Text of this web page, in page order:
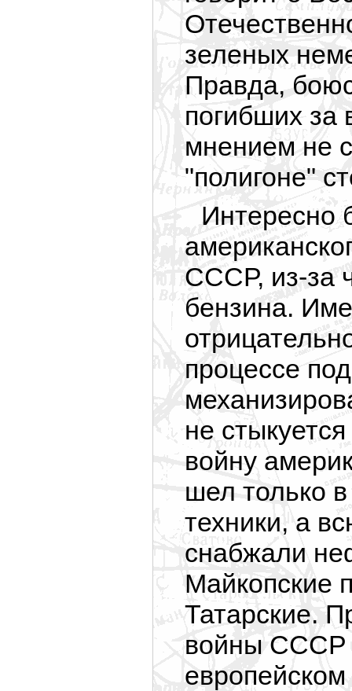
зеленых
Правда,
погибших за
мнением не
"полигоне"
Интересно
СССР, из-за
бензина.
процессе
не
войну
шел только
техники, а
снабжали
Майкопские
Татарские.
войны СССР